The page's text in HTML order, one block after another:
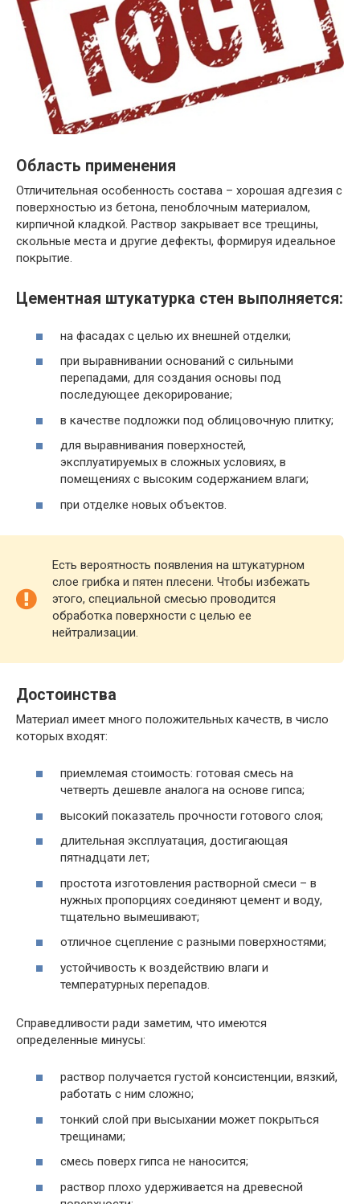
Область применения
Отличительная особенность состава – хорошая адгезия с
поверхностью из бетона, пеноблочным материалом,
кирпичной кладкой. Раствор закрывает все трещины,
скольные места и другие дефекты, формируя идеальное
покрытие.
Цементная штукатурка стен выполняется:
на фасадах с целью их внешней отделки;
при выравнивании оснований с сильными
перепадами, для создания основы под
последующее декорирование;
в качестве подложки под облицовочную плитку;
для выравнивания поверхностей,
эксплуатируемых в сложных условиях, в
помещениях с высоким содержанием влаги;
при отделке новых объектов.
Есть вероятность появления на штукатурном
слое грибка и пятен плесени. Чтобы избежать
этого, специальной смесью проводится
обработка поверхности с целью ее
нейтрализации.
Достоинства
Материал имеет много положительных качеств, в число
которых входят:
приемлемая стоимость: готовая смесь на
четверть дешевле аналога на основе гипса;
высокий показатель прочности готового слоя;
длительная эксплуатация, достигающая
пятнадцати лет;
простота изготовления растворной смеси – в
нужных пропорциях соединяют цемент и воду,
тщательно вымешивают;
отличное сцепление с разными поверхностями;
устойчивость к воздействию влаги и
температурных перепадов.
Справедливости ради заметим, что имеются
определенные минусы:
раствор получается густой консистенции, вязкий,
работать с ним сложно;
тонкий слой при высыхании может покрыться
трещинами;
смесь поверх гипса не наносится;
раствор плохо удерживается на древесной